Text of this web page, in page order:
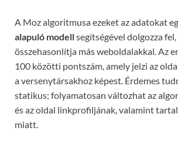
A Moz algoritmusa ezeket az adatokat
alapuló modellsegítségével dolgozza
összehasonlítja más weboldalakkal. Az
100 közötti pontszám, amely jelzi az
a versenytársakhoz képest. Érdemes
statikus; folyamatosan változhat az
és az oldal linkprofiljának, valamint
miatt.